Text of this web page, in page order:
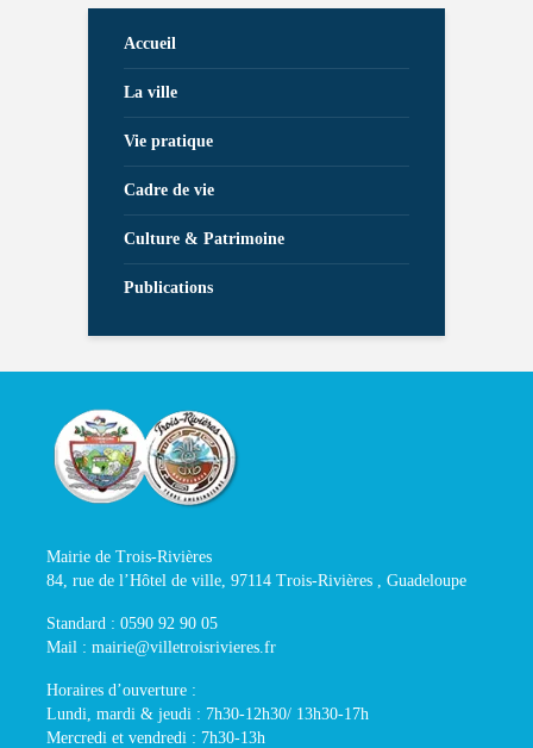
Accueil
La ville
Vie pratique
Cadre de vie
Culture & Patrimoine
Publications
Mairie de Trois-Rivières
84, rue de l’Hôtel de ville, 97114 Trois-Rivières , Guadeloupe
Standard : 0590 92 90 05
Mail : mairie@villetroisrivieres.fr
Horaires d’ouverture :
Lundi, mardi & jeudi : 7h30-12h30/ 13h30-17h
Mercredi et vendredi : 7h30-13h